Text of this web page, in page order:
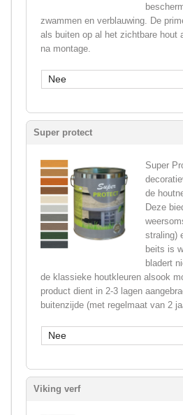
zwammen en verblauwing. De
als buiten op al het zichtbare hout
na montage.
Nee
Super protect
Super
de
Deze
straling)
beits is
bladert
de klassieke houtkleuren alsook
product dient in 2-3 lagen
buitenzijde (met regelmaat van 2
Nee
Viking verf